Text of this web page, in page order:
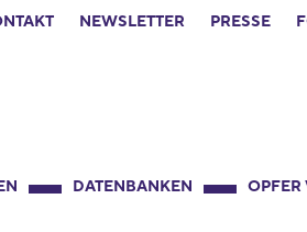
NEWSLETTER PRESSE
DATENBANKEN
OPFER